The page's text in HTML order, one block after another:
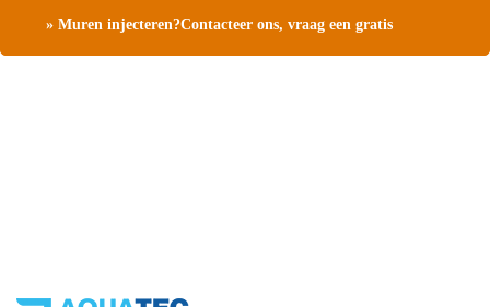
» Muren injecteren?Contacteer ons, vraag een gratis